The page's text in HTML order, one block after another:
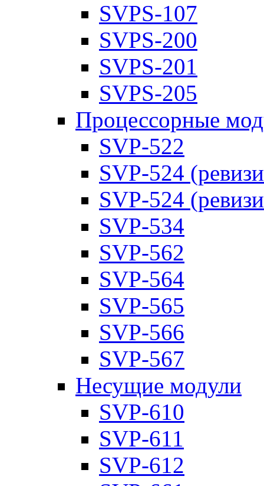
SVPS-107
SVPS-200
SVPS-201
SVPS-205
Процессорные
SVP-522
SVP-524
SVP-524
SVP-534
SVP-562
SVP-564
SVP-565
SVP-566
SVP-567
Несущие модули
SVP-610
SVP-611
SVP-612